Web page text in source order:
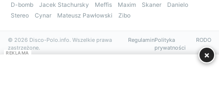
D-bomb
Jacek Stachursky Meffis Maxim Skaner
Danielo
Stereo
Cynar Mateusz Pawłowski Zibo
© 2026 Disco-Polo.info. Wszelkie prawa
zastrzeżone.
RegulaminPolityka
prywatności
RODO
REKLAMA ×